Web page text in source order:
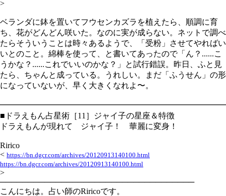
>
ベランダに鉢を置いてフウセンカズラを植えたら、順調に育
ち、花がどんどん咲いた。なのに実が成らない。ネットで調べ
たらそういうことは時々あるようで、「受粉」させてやればい
いとのこと。綿棒を使って、と書いてあったので「ん？......こ
うかな？......これでいいのかな？」と試行錯誤。昨日、ふと見
たら、ちゃんと成っている。うれしい。まだ「ふうせん」の形
になっていないが、早く大きくなれよ〜。
■ドラえもん占星術［11］ジャイ子の星座＆特徴
ドラえもんが現れて ジャイ子！ 華麗に変身！
Ririco
< https://bn.dgcr.com/archives/20120913140100.html
https://bn.dgcr.com/archives/20120913140100.html
>
───────────────────────────────────
こんにちは。占い師のRiricoです。